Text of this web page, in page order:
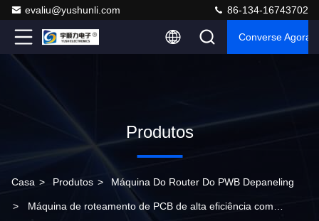
evaliu@yushunli.com 86-134-16743702
Converse Agora
Produtos
Casa > Produtos > Máquina Do Router Do PWB Depaneling
> Máquina de roteamento de PCB de alta eficiência com